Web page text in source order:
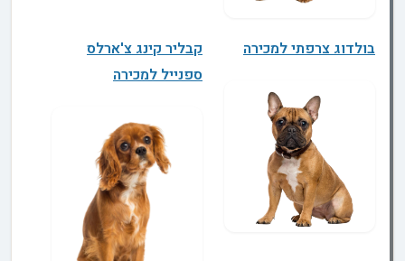
בולדוג צרפתי למכירה
קבליר קינג צ'ארלס
ספנייל למכירה